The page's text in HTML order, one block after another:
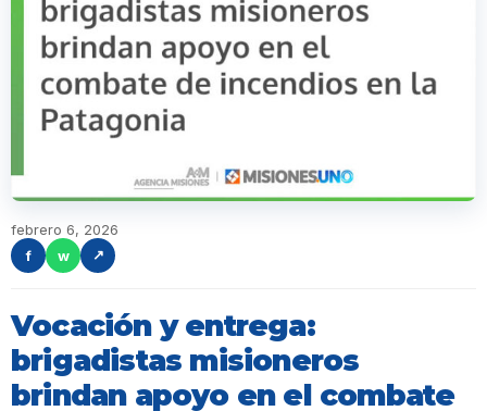
febrero 6, 2026
f
w ↗
Vocación y entrega:
brigadistas misioneros
brindan apoyo en el combate